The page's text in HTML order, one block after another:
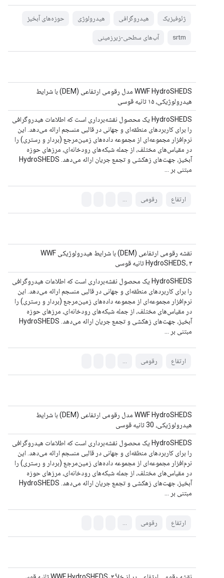
ژئوفیزیک هیدروگرافی هیدرولوژی حوزه‌های آبخیز
srtm آب‌های سطحی-زیرزمینی
WWF HydroSHEDS مدل رقومی ارتفاعی (DEM) با شرایط
هیدرولوژیکی، ۱۵ ثانیه قوسی
HydroSHEDS یک محصول نقشه‌برداری است که اطلاعات هیدروگرافی
را برای کاربردهای منطقه‌ای و جهانی در قالبی منسجم ارائه می‌دهد. این
نرم‌افزار مجموعه‌ای از مجموعه داده‌های زمین‌مرجع (بردار و رستری) را
در مقیاس‌های مختلف، از جمله شبکه‌های رودخانه‌ای، مرزهای حوزه
آبخیز، جهت‌های زهکشی و تجمع جریان ارائه می‌دهد. HydroSHEDS
مبتنی بر ...
ارتفاع رقومی ...
نقشه رقومی ارتفاعی (DEM) با شرایط هیدرولوژیکی WWF
HydroSHEDS، ۳ ثانیه قوسی
HydroSHEDS یک محصول نقشه‌برداری است که اطلاعات هیدروگرافی
را برای کاربردهای منطقه‌ای و جهانی در قالبی منسجم ارائه می‌دهد. این
نرم‌افزار مجموعه‌ای از مجموعه داده‌های زمین‌مرجع (بردار و رستری) را
در مقیاس‌های مختلف، از جمله شبکه‌های رودخانه‌ای، مرزهای حوزه
آبخیز، جهت‌های زهکشی و تجمع جریان ارائه می‌دهد. HydroSHEDS
مبتنی بر ...
ارتفاع رقومی ...
WWF HydroSHEDS مدل رقومی ارتفاعی (DEM) با شرایط
هیدرولوژیکی، 30 ثانیه قوسی
HydroSHEDS یک محصول نقشه‌برداری است که اطلاعات هیدروگرافی
را برای کاربردهای منطقه‌ای و جهانی در قالبی منسجم ارائه می‌دهد. این
نرم‌افزار مجموعه‌ای از مجموعه داده‌های زمین‌مرجع (بردار و رستری) را
در مقیاس‌های مختلف، از جمله شبکه‌های رودخانه‌ای، مرزهای حوزه
آبخیز، جهت‌های زهکشی و تجمع جریان ارائه می‌دهد. HydroSHEDS
مبتنی بر ...
ارتفاع رقومی ...